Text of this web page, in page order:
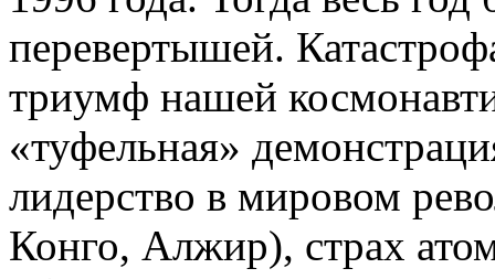
перевертышей.
триумф нашей
«туфельная»
лидерство в мировом
Конго, Алжир), страх